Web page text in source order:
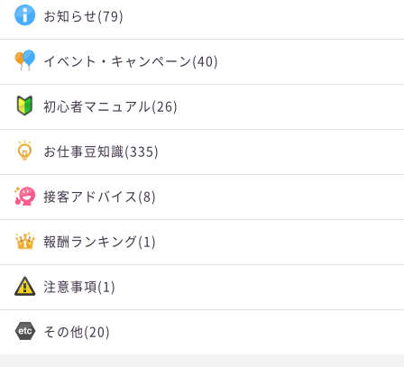
お知らせ (79)
イベント・キャンペーン (40)
初心者マニュアル(26)
お仕事豆知識(335)
接客アドバイス (8)
報酬ランキング (1)
注意事項(1)
その他 (20)